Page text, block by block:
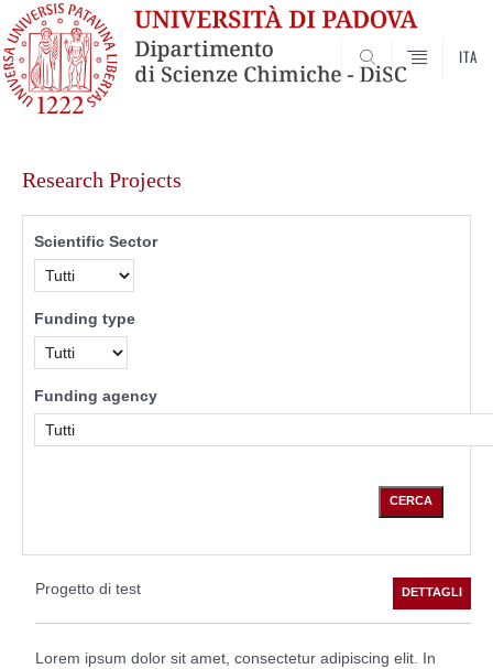
SEARCH
ITA
contentResearch Projects
Scientific Sector
Funding type
Funding agency
Progetto di test
Lorem ipsum dolor sit amet, consectetur adipiscing elit. In